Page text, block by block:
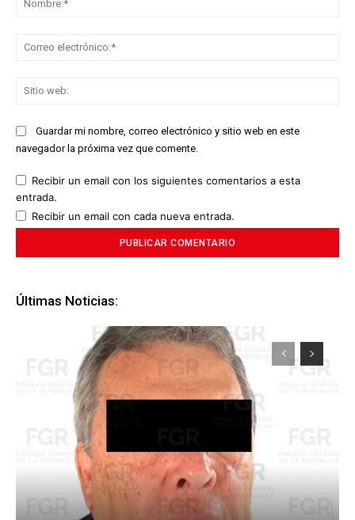
Guardar mi nombre, correo electrónico y sitio web en este
navegador la próxima vez que comente.
Recibir un email con los siguientes comentarios a esta
entrada.
Recibir un email con cada nueva entrada.
Últimas Noticias: